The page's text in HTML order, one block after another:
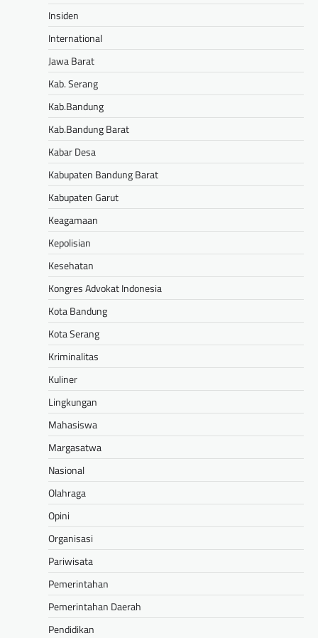
Insiden
International
Jawa Barat
Kab. Serang
Kab.Bandung
Kab.Bandung Barat
Kabar Desa
Kabupaten Bandung Barat
Kabupaten Garut
Keagamaan
Kepolisian
Kesehatan
Kongres Advokat Indonesia
Kota Bandung
Kota Serang
Kriminalitas
Kuliner
Lingkungan
Mahasiswa
Margasatwa
Nasional
Olahraga
Opini
Organisasi
Pariwisata
Pemerintahan
Pemerintahan Daerah
Pendidikan